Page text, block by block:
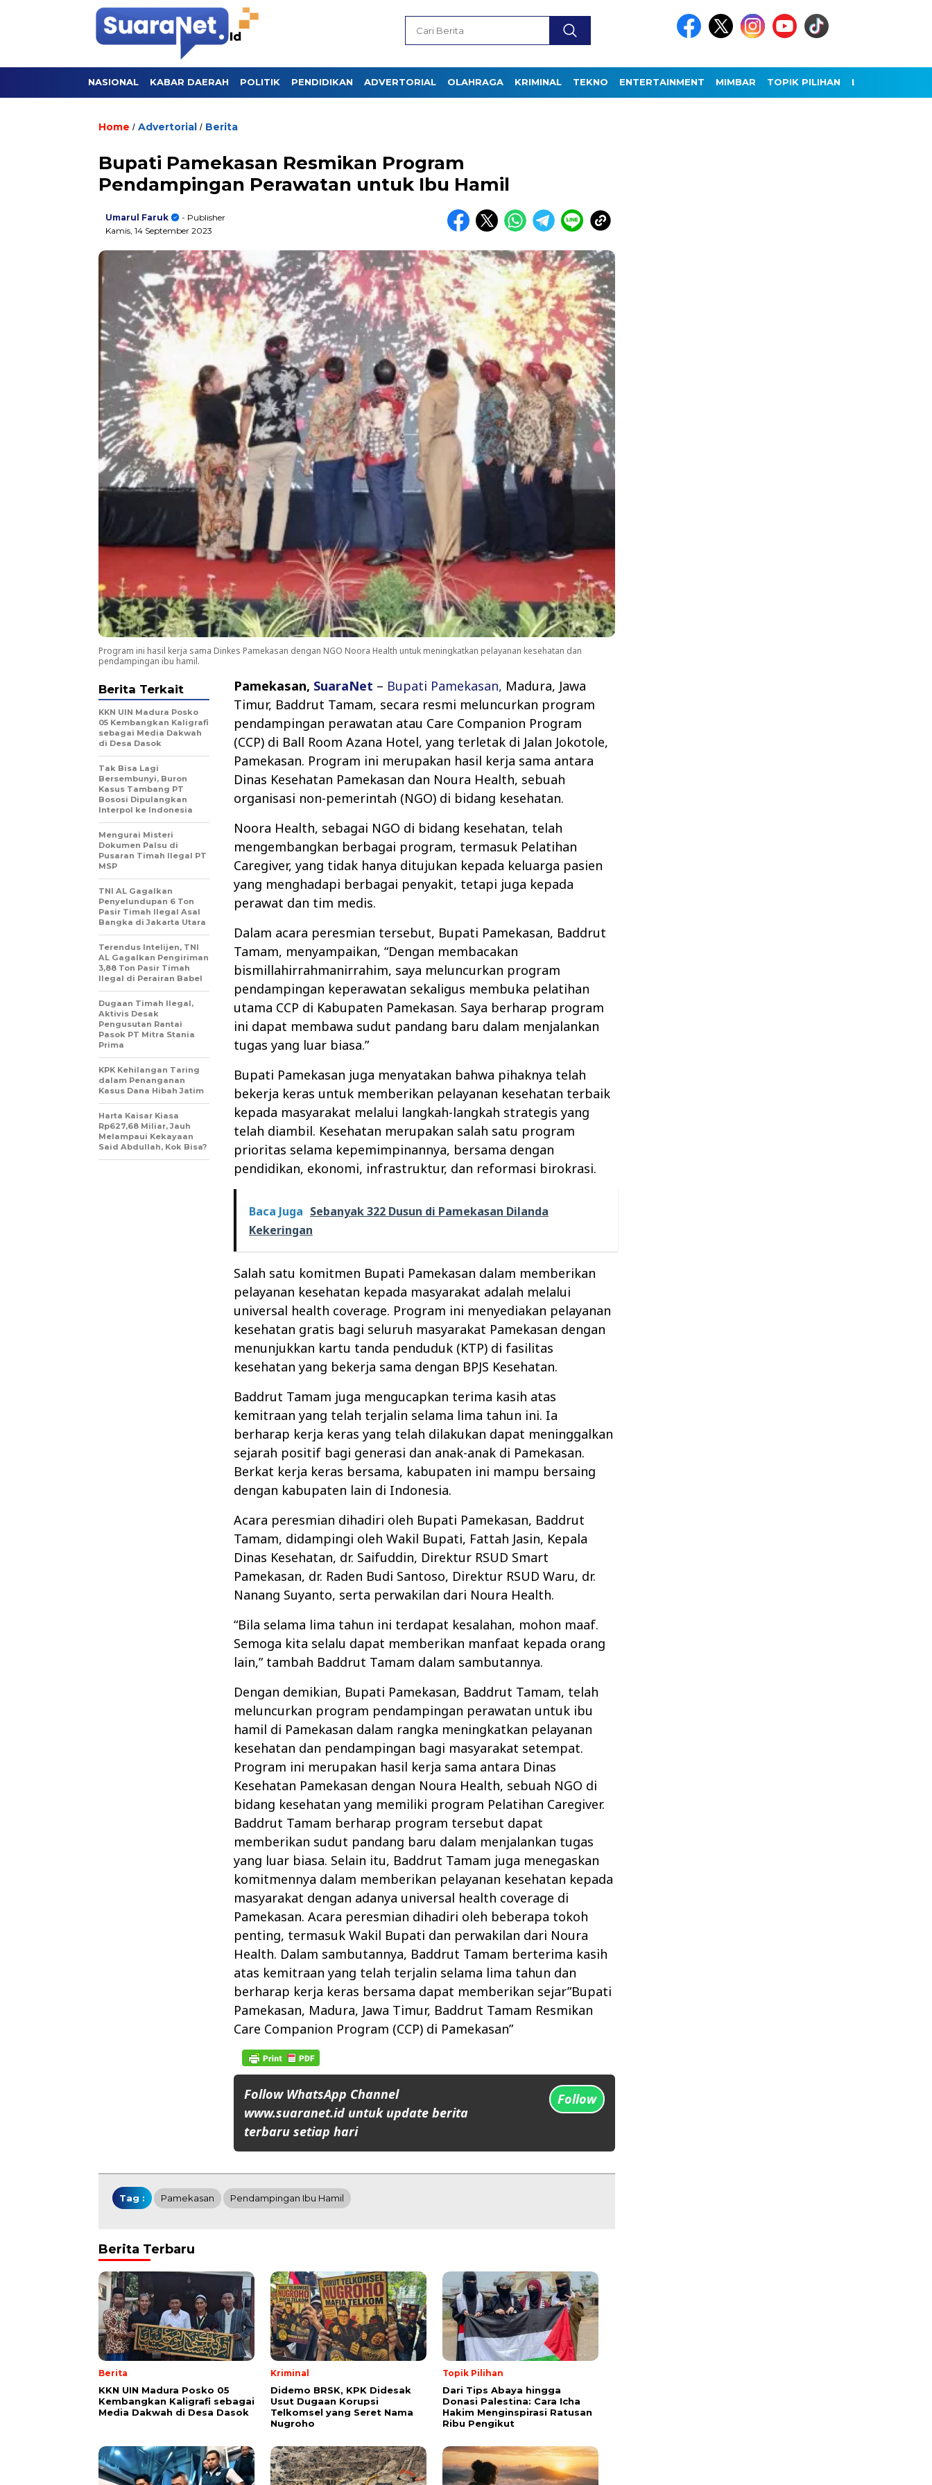
NASIONAL KABAR DAERAH POLITIK PENDIDIKAN ADVERTORIAL OLAHRAGA KRIMINAL TEKNO ENTERTAINMENT MIMBAR TOPIK PILIHAN LAINNYA
Home / Advertorial / Berita
Bupati Pamekasan Resmikan Program
Pendampingan Perawatan untuk Ibu Hamil
Umarul Faruk
- Publisher
Kamis, 14 September 2023
Program ini hasil kerja sama Dinkes Pamekasan dengan NGO Noora Health untuk meningkatkan pelayanan kesehatan dan
pendampingan ibu hamil.
Pamekasan, SuaraNet – Bupati Pamekasan, Madura, Jawa
Timur, Baddrut Tamam, secara resmi meluncurkan program
pendampingan perawatan atau Care Companion Program
(CCP) di Ball Room Azana Hotel, yang terletak di Jalan Jokotole,
Pamekasan. Program ini merupakan hasil kerja sama antara
Dinas Kesehatan Pamekasan dan Noura Health, sebuah
organisasi non-pemerintah (NGO) di bidang kesehatan.
Noora Health, sebagai NGO di bidang kesehatan, telah
mengembangkan berbagai program, termasuk Pelatihan
Caregiver, yang tidak hanya ditujukan kepada keluarga pasien
yang menghadapi berbagai penyakit, tetapi juga kepada
perawat dan tim medis.
Dalam acara peresmian tersebut, Bupati Pamekasan, Baddrut
Tamam, menyampaikan, “Dengan membacakan
bismillahirrahmanirrahim, saya meluncurkan program
pendampingan keperawatan sekaligus membuka pelatihan
utama CCP di Kabupaten Pamekasan. Saya berharap program
ini dapat membawa sudut pandang baru dalam menjalankan
tugas yang luar biasa.”
Bupati Pamekasan juga menyatakan bahwa pihaknya telah
bekerja keras untuk memberikan pelayanan kesehatan terbaik
kepada masyarakat melalui langkah-langkah strategis yang
telah diambil. Kesehatan merupakan salah satu program
prioritas selama kepemimpinannya, bersama dengan
pendidikan, ekonomi, infrastruktur, dan reformasi birokrasi.
Baca Juga Sebanyak 322 Dusun di Pamekasan Dilanda
Kekeringan
Salah satu komitmen Bupati Pamekasan dalam memberikan
pelayanan kesehatan kepada masyarakat adalah melalui
universal health coverage. Program ini menyediakan pelayanan
kesehatan gratis bagi seluruh masyarakat Pamekasan dengan
menunjukkan kartu tanda penduduk (KTP) di fasilitas
kesehatan yang bekerja sama dengan BPJS Kesehatan.
Baddrut Tamam juga mengucapkan terima kasih atas
kemitraan yang telah terjalin selama lima tahun ini. Ia
berharap kerja keras yang telah dilakukan dapat meninggalkan
sejarah positif bagi generasi dan anak-anak di Pamekasan.
Berkat kerja keras bersama, kabupaten ini mampu bersaing
dengan kabupaten lain di Indonesia.
Acara peresmian dihadiri oleh Bupati Pamekasan, Baddrut
Tamam, didampingi oleh Wakil Bupati, Fattah Jasin, Kepala
Dinas Kesehatan, dr. Saifuddin, Direktur RSUD Smart
Pamekasan, dr. Raden Budi Santoso, Direktur RSUD Waru, dr.
Nanang Suyanto, serta perwakilan dari Noura Health.
“Bila selama lima tahun ini terdapat kesalahan, mohon maaf.
Semoga kita selalu dapat memberikan manfaat kepada orang
lain,” tambah Baddrut Tamam dalam sambutannya.
Dengan demikian, Bupati Pamekasan, Baddrut Tamam, telah
meluncurkan program pendampingan perawatan untuk ibu
hamil di Pamekasan dalam rangka meningkatkan pelayanan
kesehatan dan pendampingan bagi masyarakat setempat.
Program ini merupakan hasil kerja sama antara Dinas
Kesehatan Pamekasan dengan Noura Health, sebuah NGO di
bidang kesehatan yang memiliki program Pelatihan Caregiver.
Baddrut Tamam berharap program tersebut dapat
memberikan sudut pandang baru dalam menjalankan tugas
yang luar biasa. Selain itu, Baddrut Tamam juga menegaskan
komitmennya dalam memberikan pelayanan kesehatan kepada
masyarakat dengan adanya universal health coverage di
Pamekasan. Acara peresmian dihadiri oleh beberapa tokoh
penting, termasuk Wakil Bupati dan perwakilan dari Noura
Health. Dalam sambutannya, Baddrut Tamam berterima kasih
atas kemitraan yang telah terjalin selama lima tahun dan
berharap kerja keras bersama dapat memberikan sejar”Bupati
Pamekasan, Madura, Jawa Timur, Baddrut Tamam Resmikan
Care Companion Program (CCP) di Pamekasan”
Follow WhatsApp Channel
www.suaranet.id untuk update berita
terbaru setiap hari
Follow
Berita Terkait
KKN UIN Madura Posko
05 Kembangkan Kaligrafi
sebagai Media Dakwah
di Desa Dasok
Tak Bisa Lagi
Bersembunyi, Buron
Kasus Tambang PT
Bososi Dipulangkan
Interpol ke Indonesia
Mengurai Misteri
Dokumen Palsu di
Pusaran Timah Ilegal PT
MSP
TNI AL Gagalkan
Penyelundupan 6 Ton
Pasir Timah Ilegal Asal
Bangka di Jakarta Utara
Terendus Intelijen, TNI
AL Gagalkan Pengiriman
3,88 Ton Pasir Timah
Ilegal di Perairan Babel
Dugaan Timah Ilegal,
Aktivis Desak
Pengusutan Rantai
Pasok PT Mitra Stania
Prima
KPK Kehilangan Taring
dalam Penanganan
Kasus Dana Hibah Jatim
Harta Kaisar Kiasa
Rp627,68 Miliar, Jauh
Melampaui Kekayaan
Said Abdullah, Kok Bisa?
Tag : Pamekasan Pendampingan Ibu Hamil
Berita Terbaru
Berita
KKN UIN Madura Posko 05
Kembangkan Kaligrafi sebagai
Media Dakwah di Desa Dasok
Kriminal
Didemo BRSK, KPK Didesak
Usut Dugaan Korupsi
Telkomsel yang Seret Nama
Nugroho
Topik Pilihan
Dari Tips Abaya hingga
Donasi Palestina: Cara Icha
Hakim Menginspirasi Ratusan
Ribu Pengikut